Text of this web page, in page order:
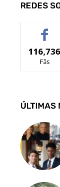
REDES
116,736
Fãs
ÚLTIMAS